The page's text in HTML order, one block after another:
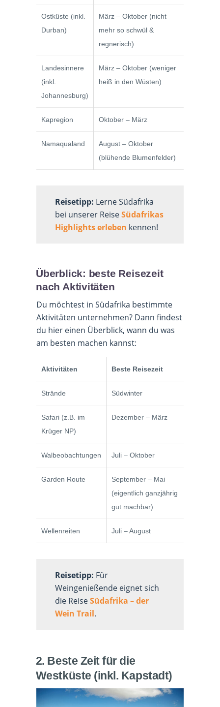
Ostküste (inkl.
Durban)
März – Oktober (nicht
mehr so schwül &
regnerisch)
Landesinnere
(inkl.
Johannesburg)
März – Oktober (weniger
heiß in den Wüsten)
Kapregion Oktober – März
Namaqualand
August – Oktober
(blühende Blumenfelder)
Reisetipp: Lerne Südafrika
bei unserer ReiseSüdafrikas
Highlights erleben kennen!
Überblick: beste Reisezeit
nach Aktivitäten
Du möchtest in Südafrika bestimmte
Aktivitäten unternehmen? Dann findest
du hier einen Überblick, wann du was
am besten machen kannst:
Aktivitäten Beste Reisezeit
Strände Südwinter
Safari (z.B. im
Krüger NP)
Dezember – März
Walbeobachtungen Juli – Oktober
Garden Route
September – Mai
(eigentlich ganzjährig
gut machbar)
Wellenreiten Juli – August
Reisetipp: Für
Weingenießende eignet sich
die ReiseSüdafrika – der
Wein Trail.
2. Beste Zeit für die
Westküste (inkl. Kapstadt)